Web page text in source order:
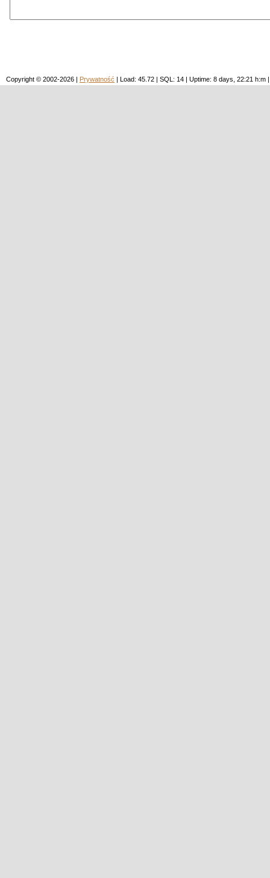
Copyright © 2002-2026 | Prywatność | Load: 45.72 | SQL: 14 | Uptime: 8 days, 22:21